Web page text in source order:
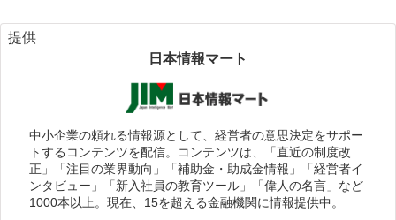
提供
日本情報マート
中小企業の頼れる情報源として、経営者の意思決定をサポー
トするコンテンツを配信。コンテンツは、「直近の制度改
正」「注目の業界動向」「補助金・助成金情報」「経営者イ
ンタビュー」「新入社員の教育ツール」「偉人の名言」など
1000本以上。現在、15を超える金融機関に情報提供中。